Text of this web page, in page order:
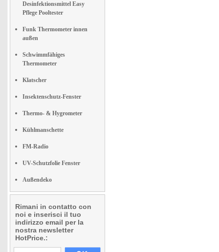
Desinfektionsmittel Easy
Pflege Pooltester
Funk Thermometer innen
außen
Schwimmfähiges
Thermometer
Klatscher
Insektenschutz-Fenster
Thermo- & Hygrometer
Kühlmanschette
FM-Radio
UV-Schutzfolie Fenster
Außendeko
Rimani in contatto con
noi e inserisci il tuo
indirizzo email per la
nostra newsletter
HotPrice.: